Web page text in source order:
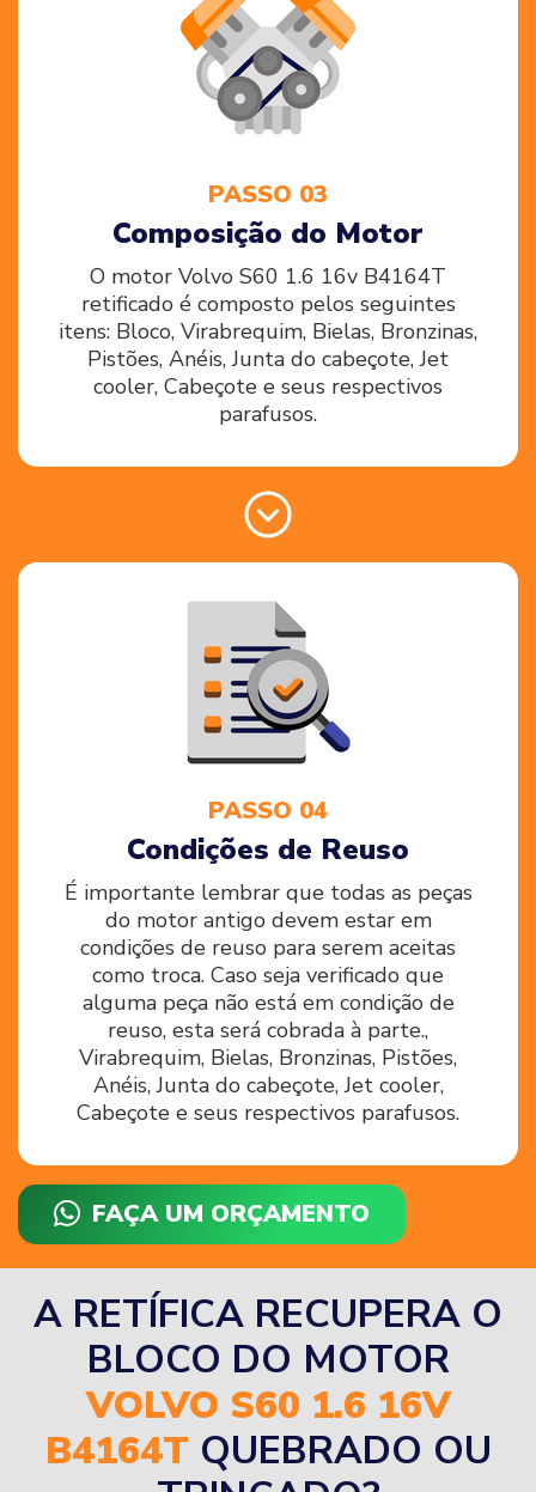
PASSO 03
Composição do Motor
O motor Volvo S60 1.6 16v B4164T
retificado é composto pelos seguintes
itens: Bloco, Virabrequim, Bielas, Bronzinas,
Pistões, Anéis, Junta do cabeçote, Jet
cooler, Cabeçote e seus respectivos
parafusos.
PASSO 04
Condições de Reuso
É importante lembrar que todas as peças
do motor antigo devem estar em
condições de reuso para serem aceitas
como troca. Caso seja verificado que
alguma peça não está em condição de
reuso, esta será cobrada à parte.,
Virabrequim, Bielas, Bronzinas, Pistões,
Anéis, Junta do cabeçote, Jet cooler,
Cabeçote e seus respectivos parafusos.
FAÇA UM ORÇAMENTO
A RETÍFICA RECUPERA O
BLOCO DO MOTOR
VOLVO S60 1.6 16V
B4164T QUEBRADO OU